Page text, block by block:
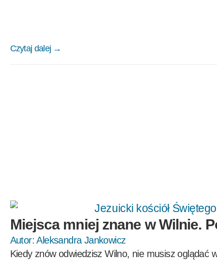
Czytaj dalej →
Miejsca mniej znane w Wilnie.
Autor: Aleksandra Jankowicz
Kiedy znów odwiedzisz Wilno, nie musisz oglądać